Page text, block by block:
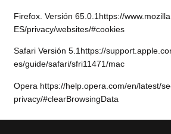
Firefox. Versión 65.0.1 https://
ES/privacy/websites/#cookies
Safari Versión 5.1https://
es/guide/safari/sfri11471/mac
Opera https://help.opera.com/en/latest/
privacy/#clearBrowsingData